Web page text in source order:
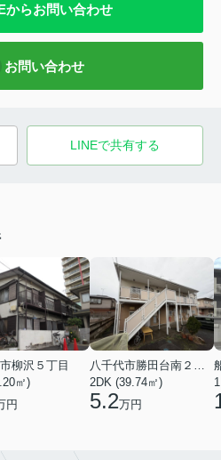
からお問い合わせ
お問い合わせ
LINEで共有する
柳沢５丁目
㎡)
円
八千代市勝田台南２丁目
2DK (39.74㎡)
5.2万円